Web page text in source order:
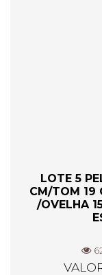
LOTE 5
CM/TOM 19
/OVELHA